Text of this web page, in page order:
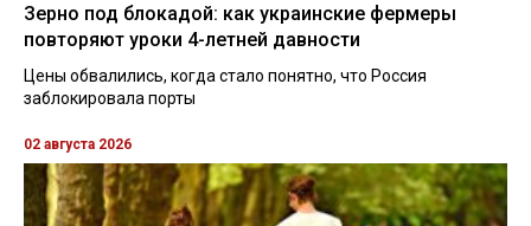
Зерно под блокадой: как украинские фермеры
повторяют уроки 4-летней давности
Цены обвалились, когда стало понятно, что Россия
заблокировала порты
02 августа 2026